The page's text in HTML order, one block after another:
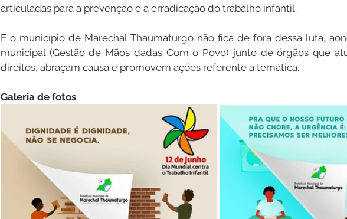
articuladas para a prevenção e a erradicação do trabalho infantil.
E o município de Marechal Thaumaturgo não fica de fora dessa luta,
municipal (Gestão de Mãos dadas Com o Povo) junto de órgãos que
direitos, abraçam causa e promovem ações referente a temática.
Galeria de fotos